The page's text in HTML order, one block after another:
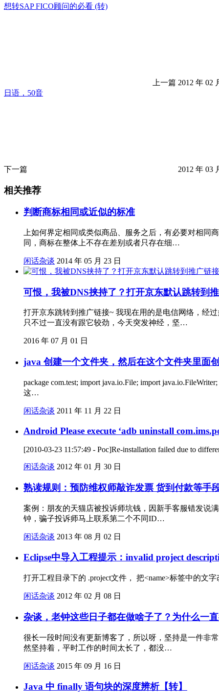
想转SAP FICO顾问的必看 (转)
上一篇 2012 年 02
日语，50音
下一篇 2012 年 03
相关推荐
判断商标相同或近似的标准
上如何界定相同或类似商品、服务之后，有必要对相
同，商标在整体上不存在差别或者只存在细…
闲话杂谈 2014 年 05 月 23 日
可恨，我被DNS挟持了？打开京东默认跳转到
打开京东跳转到推广链接~ 我现在用的是电信网络，经
只不过一直没有跟它较劲，今天突发神经，坚…
2016 年 07 月 01 日
java 创建一个文件夹，然后在这个文件夹里面
package com.test; import java.io.File; import
这…
闲话杂谈 2011 年 11 月 22 日
Android Please execute ‘adb uninstall
[2010-03-23 11:57:49 - Poc]Re-installation failed due to
闲话杂谈 2012 年 01 月 30 日
熟读规则：预防维权师敲诈发票 货到付款等手
案例：朋友的天猫店被投诉师坑钱，因新手客服错发说
钟，骗子投诉师马上联系第二个不同ID…
闲话杂谈 2013 年 08 月 02 日
Eclipse中导入工程提示：invalid project
打开工程目录下的 .project文件， 把<name>标签中的文
闲话杂谈 2012 年 02 月 08 日
杂谈，老钟这些日子都在做啥子了？为什么一
很长一段时间没有更新博客了，所以呀，坚持是一件非
然坚持着，平时工作的时间太长了，都没…
闲话杂谈 2015 年 09 月 16 日
Java 中 finally 语句块的深度辨析【转】